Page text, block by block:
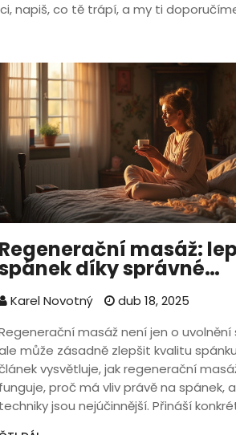
napiš, co tě trápí, a my ti
Regenerační masáž:
díky správné
Karel Novotný
dub 18, 2025
masáž není jen o uvolnění
může zásadně zlepšit kvalitu
vysvětluje, jak regenerační
funguje, proč má vliv právě na spánek,
techniky jsou nejúčinnější. Přináší